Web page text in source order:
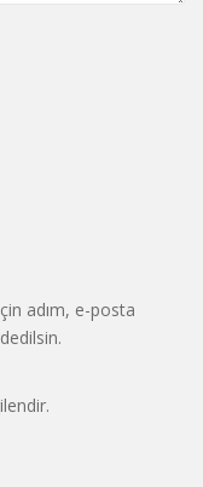
adım, e-posta